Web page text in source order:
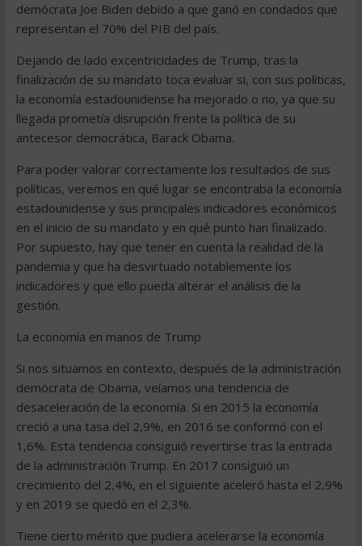
demócrata Joe Biden debido a que ganó en condados que
representan el 70% del PIB del país.
Dejando de lado excentricidades de Trump, tras la
finalización de su mandato toca evaluar si, con sus políticas,
la economía estadounidense ha mejorado o no, ya que su
llegada prometía disrupción frente la política de su
antecesor democrática, Barack Obama.
Para poder valorar correctamente los resultados de sus
políticas, veremos en qué lugar se encontraba la economía
estadounidense y sus principales indicadores económicos
en el inicio de su mandato y en qué punto han finalizado.
Por supuesto, hay que tener en cuenta la realidad de la
pandemia y que ha desvirtuado notablemente los
indicadores y que ello pueda alterar el análisis de la
gestión.
La economía en manos de Trump
Si nos situamos en contexto, después de la administración
demócrata de Obama, veíamos una tendencia de
desaceleración de la economía. Si en 2015 la economía
creció a una tasa del 2,9%, en 2016 se conformó con el
1,6%. Esta tendencia consiguió revertirse tras la entrada
de la administración Trump. En 2017 consiguió un
crecimiento del 2,4%, en el siguiente aceleró hasta el 2,9%
y en 2019 se quedó en el 2,3%.
Tiene cierto mérito que pudiera acelerarse la economía